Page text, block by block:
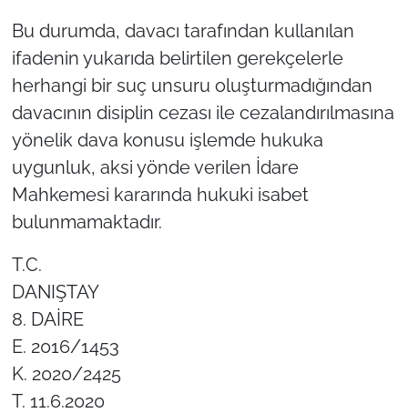
Bu durumda, davacı tarafından kullanılan
ifadenin yukarıda belirtilen gerekçelerle
herhangi bir suç unsuru oluşturmadığından
davacının disiplin cezası ile cezalandırılmasına
yönelik dava konusu işlemde hukuka
uygunluk, aksi yönde verilen İdare
Mahkemesi kararında hukuki isabet
bulunmamaktadır.
T.C.
DANIŞTAY
8. DAİRE
E. 2016/1453
K. 2020/2425
T. 11.6.2020